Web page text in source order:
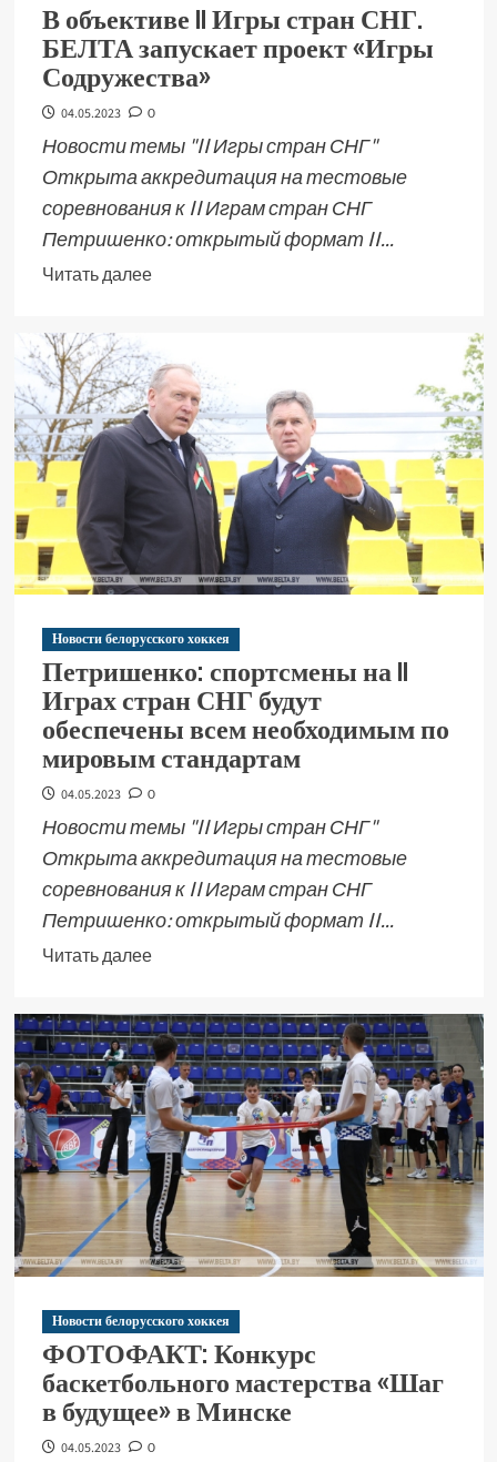
В объективе II Игры стран СНГ.
БЕЛТА запускает проект «Игры
Содружества»
04.05.2023 0
Новости темы "II Игры стран СНГ"
Открыта аккредитация на тестовые
соревнования к II Играм стран СНГ
Петришенко: открытый формат II...
Читать далее
Новости белорусского хоккея
Петришенко: спортсмены на II
Играх стран СНГ будут
обеспечены всем необходимым по
мировым стандартам
04.05.2023 0
Новости темы "II Игры стран СНГ"
Открыта аккредитация на тестовые
соревнования к II Играм стран СНГ
Петришенко: открытый формат II...
Читать далее
Новости белорусского хоккея
ФОТОФАКТ: Конкурс
баскетбольного мастерства «Шаг
в будущее» в Минске
04.05.2023 0